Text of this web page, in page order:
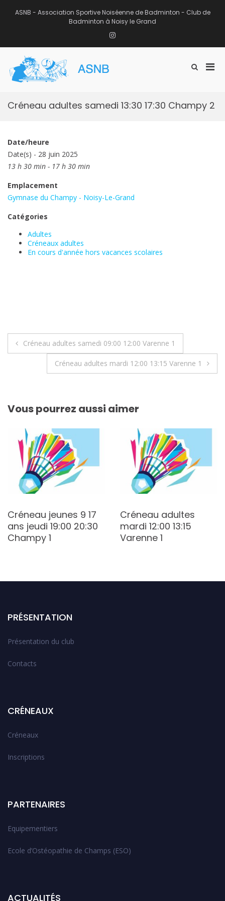
ASNB - Association Sportive Noiséenne de Badminton - Club de
Badminton à Noisy le Grand
Instagram
Afficher
recherche
Créneau adultes samedi 13:30 17:30 Champy 2
Date/heure
Date(s) - 28 juin 2025
13 h 30 min - 17 h 30 min
Emplacement
Gymnase du Champy - Noisy-Le-Grand
Catégories
Adultes
Créneaux adultes
En cours d'année hors vacances scolaires
Navigation
Créneau adultes samedi 09:00 12:00 Varenne 1
Créneau adultes mardi 12:00 13:15 Varenne 1
Vous pourrez aussi aimer
Créneau jeunes 9 17
ans jeudi 19:00 20:30
Champy 1
Créneau adultes
mardi 12:00 13:15
Varenne 1
PRÉSENTATION
Présentation du club
Contacts
CRÉNEAUX
Créneaux
Inscriptions
PARTENAIRES
Equipementiers
Ecole d’Ostéopathie de Champs (ESO)
ACTUALITÉS